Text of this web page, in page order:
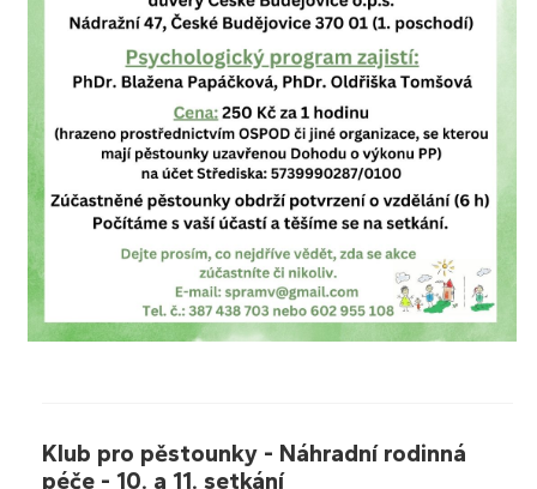
Klub pro pěstounky - Náhradní rodinná
péče - 10. a 11. setkání